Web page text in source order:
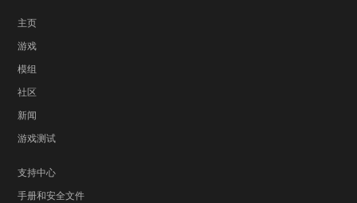
主页
游戏
模组
社区
新闻
游戏测试
支持中心
手册和安全文件